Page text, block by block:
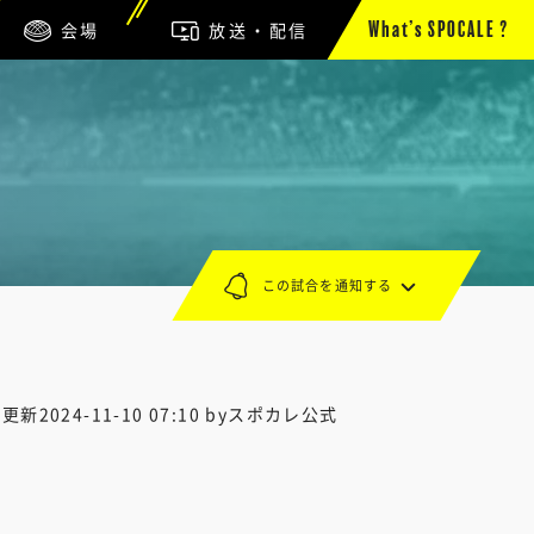
会場 放送・配信 What’s SPOCALE ?
新2024-11-10 07:10 byスポカレ公式
この試合を通知する